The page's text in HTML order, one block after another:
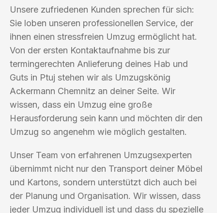
Unsere zufriedenen Kunden sprechen für sich:
Sie loben unseren professionellen Service, der
ihnen einen stressfreien Umzug ermöglicht hat.
Von der ersten Kontaktaufnahme bis zur
termingerechten Anlieferung deines Hab und
Guts in Ptuj stehen wir als Umzugskönig
Ackermann Chemnitz an deiner Seite. Wir
wissen, dass ein Umzug eine große
Herausforderung sein kann und möchten dir den
Umzug so angenehm wie möglich gestalten.
Unser Team von erfahrenen Umzugsexperten
übernimmt nicht nur den Transport deiner Möbel
und Kartons, sondern unterstützt dich auch bei
der Planung und Organisation. Wir wissen, dass
jeder Umzug individuell ist und dass du spezielle